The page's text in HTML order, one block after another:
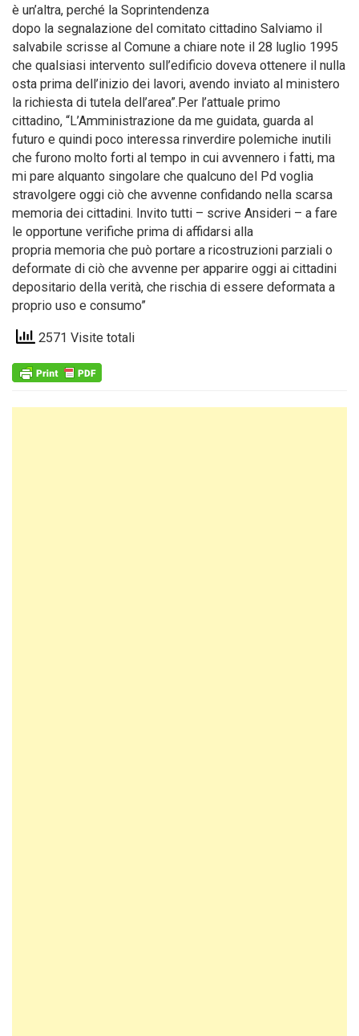
è un’altra, perché la Soprintendenza
dopo la segnalazione del comitato cittadino Salviamo il
salvabile scrisse al Comune a chiare note il 28 luglio 1995
che qualsiasi intervento sull’edificio doveva ottenere il nulla
osta prima dell’inizio dei lavori, avendo inviato al ministero
la richiesta di tutela dell’area”.Per l’attuale primo
cittadino, “L’Amministrazione da me guidata, guarda al
futuro e quindi poco interessa rinverdire polemiche inutili
che furono molto forti al tempo in cui avvennero i fatti, ma
mi pare alquanto singolare che qualcuno del Pd voglia
stravolgere oggi ciò che avvenne confidando nella scarsa
memoria dei cittadini. Invito tutti – scrive Ansideri – a fare
le opportune verifiche prima di affidarsi alla
propria memoria che può portare a ricostruzioni parziali o
deformate di ciò che avvenne per apparire oggi ai cittadini
depositario della verità, che rischia di essere deformata a
proprio uso e consumo”
2571 Visite totali